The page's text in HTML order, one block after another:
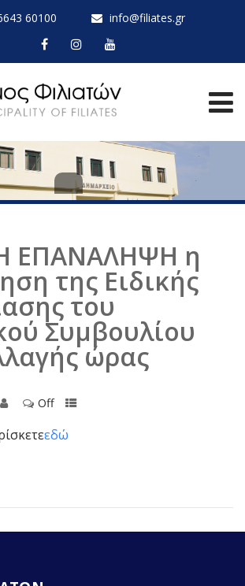
60100 info@filiates.gr
ΕΠΑΝΑΛΗΨΗ η
της Ειδικής
του
Συμβουλίου
ώρας
Off
εδώ